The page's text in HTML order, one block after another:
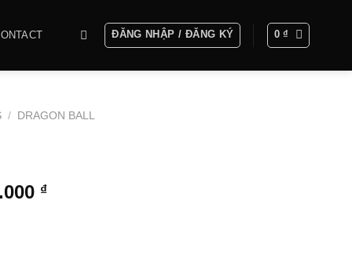
ĐĂNG NHẬP / ĐĂNG KÝ 0₫
/ DRAGON BALL
₫Khoảng